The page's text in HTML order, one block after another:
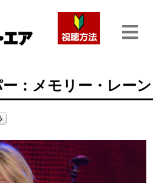
：メモリー・レーン